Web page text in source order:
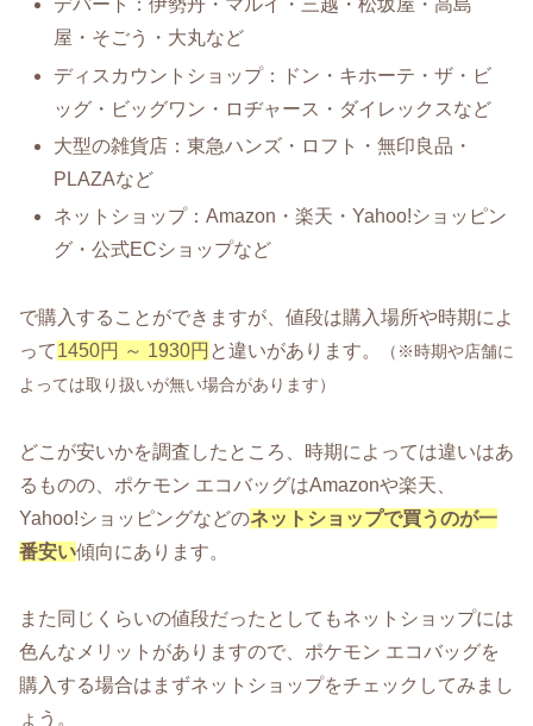
デパート：伊勢丹・マルイ・三越・松坂屋・高島
屋・そごう・大丸など
ディスカウントショップ：ドン・キホーテ・ザ・ビ
ッグ・ビッグワン・ロヂャース・ダイレックスなど
大型の雑貨店：東急ハンズ・ロフト・無印良品・
PLAZAなど
ネットショップ：Amazon・楽天・Yahoo!ショッピン
グ・公式ECショップなど
で購入することができますが、値段は購入場所や時期によ
って1450円 ～ 1930円 と違いがあります。
（※時期や店舗に
よっては取り扱いが無い場合があります）
どこが安いかを調査したところ、時期によっては違いはあ
るものの、ポケモン エコバッグはAmazonや楽天、
Yahoo!ショッピングなどのネットショップで買うのが一
番安い傾向にあります。
また同じくらいの値段だったとしてもネットショップには
色んなメリットがありますので、ポケモン エコバッグを
購入する場合はまずネットショップをチェックしてみまし
ょう。